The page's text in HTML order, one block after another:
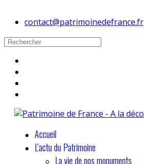
contact@patrimoinedefrance.fr
Accueil
L'actu du Patrimoine
La vie de nos monuments